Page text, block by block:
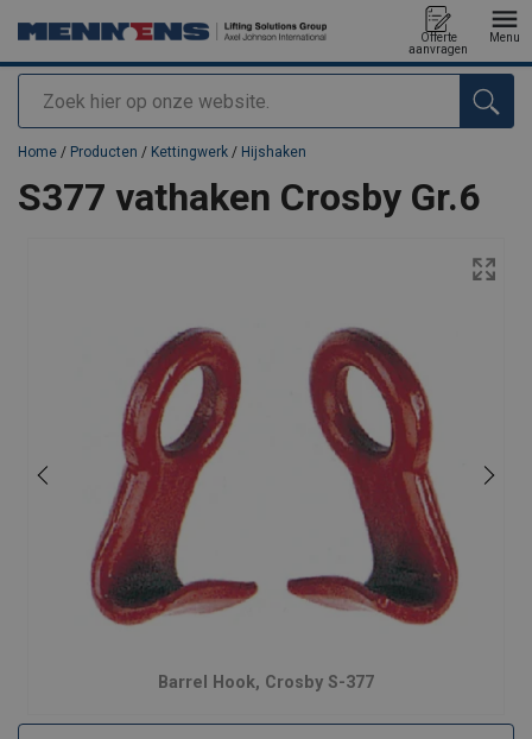
Zoeken
Offerte
aanvragen
Menu
toegevoegd aan uw offerte
Home / Producten / Kettingwerk / Hijshaken
S377 vathaken Crosby Gr.6
Barrel Hook, Crosby S-377